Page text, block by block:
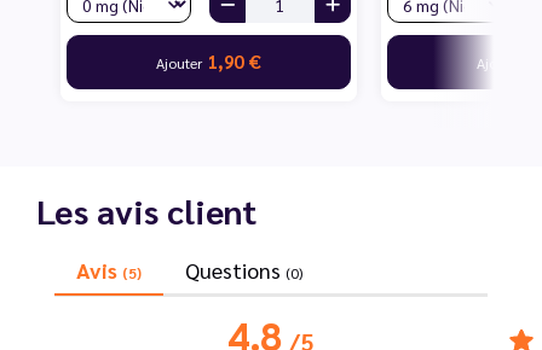
Ajouter 1,90 € Ajouter
Les avis client
Avis (5) Questions (0)
4.8/5